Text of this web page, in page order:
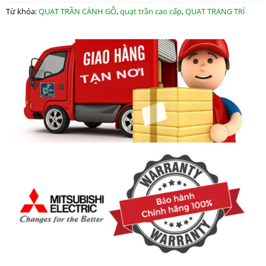
Từ khóa:QUẠT TRẦN CÁNH GỖ,quạt trần cao cấp,QUẠT TRANG TRÍ